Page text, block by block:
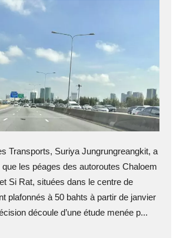
Transports, Suriya Jungrungreangkit, a
les péages des autoroutes Chaloem
Si Rat, situées dans le centre de
plafonnés à 50 bahts à partir de janvier
découle d’une étude menée p...